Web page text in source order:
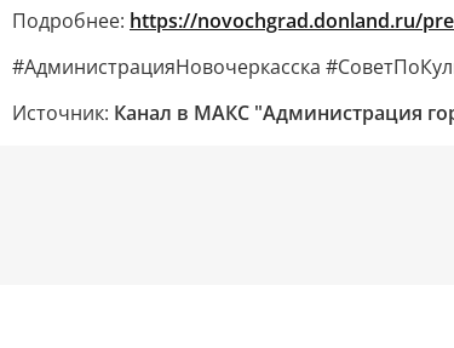
Подробнее: https://novochgrad.donland.ru/
#АдминистрацияНовочеркасска
Источник: Канал в МАКС "Администрация